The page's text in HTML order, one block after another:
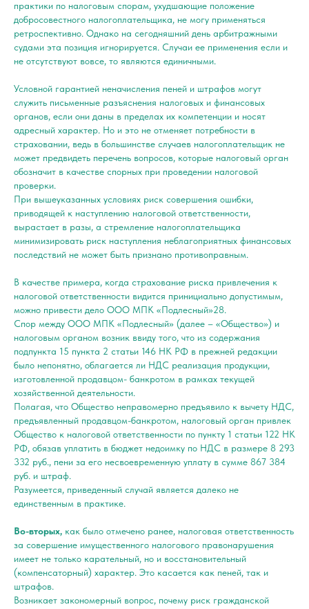
практики по налоговым спорам, ухудшающие положение
добросовестного налогоплательщика, не могу применяться
ретроспективно. Однако на сегодняшний день арбитражными
судами эта позиция игнорируется. Случаи ее применения если и
не отсутствуют вовсе, то являются единичными.
Условной гарантией неначисления пеней и штрафов могут
служить письменные разъяснения налоговых и финансовых
органов, если они даны в пределах их компетенции и носят
адресный характер. Но и это не отменяет потребности в
страховании, ведь в большинстве случаев налогоплательщик не
может предвидеть перечень вопросов, которые налоговый орган
обозначит в качестве спорных при проведении налоговой
проверки.
При вышеуказанных условиях риск совершения ошибки,
приводящей к наступлению налоговой ответственности,
вырастает в разы, а стремление налогоплательщика
минимизировать риск наступления неблагоприятных финансовых
последствий не может быть признано противоправным.
В качестве примера, когда страхование риска привлечения к
налоговой ответственности видится принициально допустимым,
можно привести дело ООО МПК «Подлесный»28.
Спор между ООО МПК «Подлесный» (далее – «Общество») и
налоговым органом возник ввиду того, что из содержания
подпункта 15 пункта 2 статьи 146 НК РФ в прежней редакции
было непонятно, облагается ли НДС реализация продукции,
изготовленной продавцом- банкротом в рамках текущей
хозяйственной деятельности.
Полагая, что Общество неправомерно предъявило к вычету НДС,
предъявленный продавцом-банкротом, налоговый орган привлек
Общество к налоговой ответственности по пункту 1 статьи 122 НК
РФ, обязав уплатить в бюджет недоимку по НДС в размере 8 293
332 руб., пени за его несвоевременную уплату в сумме 867 384
руб. и штраф.
Разумеется, приведенный случай является далеко не
единственным в практике.
Во-вторых, как было отмечено ранее, налоговая ответственность
за совершение имущественного налогового правонарушения
имеет не только карательный, но и восстановительный
(компенсаторный) характер. Это касается как пеней, так и
штрафов.
Возникает закономерный вопрос, почему риск гражданской